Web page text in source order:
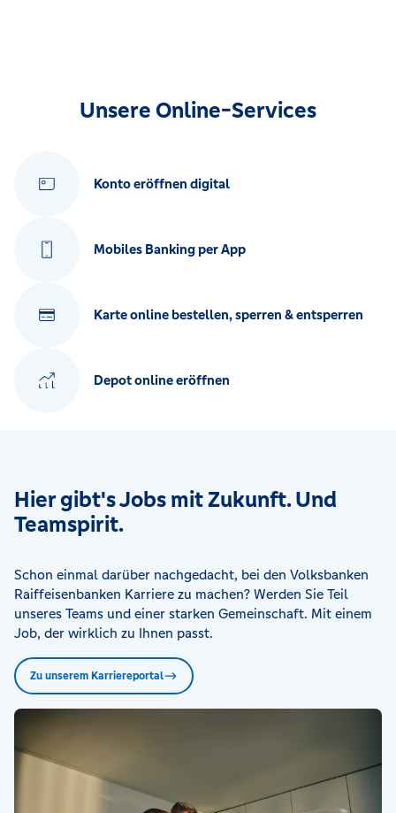
Unsere Online-Services
Konto eröffnen digital
Mobiles Banking per App
Karte online bestellen, sperren & entsperren
Depot online eröffnen
Hier gibt's Jobs mit Zukunft. Und
Teamspirit.
Schon einmal darüber nachgedacht, bei den Volksbanken
Raiffeisenbanken Karriere zu machen? Werden Sie Teil
unseres Teams und einer starken Gemeinschaft. Mit einem
Job, der wirklich zu Ihnen passt.
Zu unserem Karriereportal